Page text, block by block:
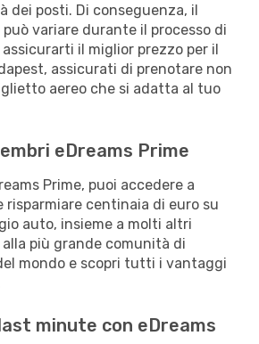
dei posti. Di conseguenza, il
variare durante il processo di
il miglior prezzo per il
assicurati di prenotare non
aereo che si adatta al tuo
eDreams Prime
Prime, puoi accedere a
risparmiare centinaia di euro su
auto, insieme a molti altri
più grande comunità di
mondo e scopri tutti i vantaggi
minute con eDreams